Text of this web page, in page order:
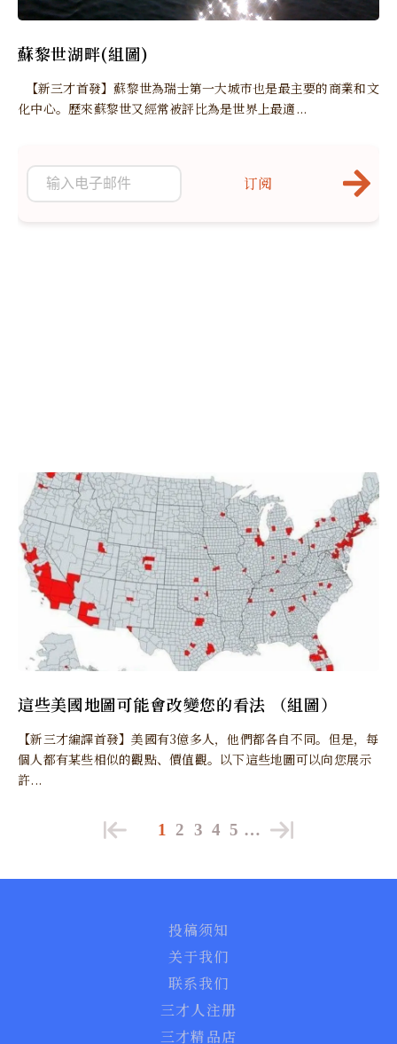
蘇黎世湖畔(組圖)
化中心。歷來蘇黎世又經常被評比為是世界上最適...
這些美國地圖可能會改變您的看法 （組圖）
【新三才編譯首發】美國有3億多人，他們都各自不同。但是，每
個人都有某些相似的觀點、價值觀。以下這些地圖可以向您展示
許...
订阅
1 2 3 4 5 …
投稿须知
关于我们
联系我们
三才人注册
三才精品店